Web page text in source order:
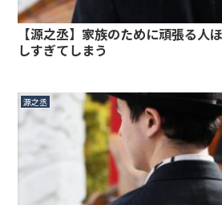
【源之丞】家族のために頑張る人
しすぎてしまう
源之丞